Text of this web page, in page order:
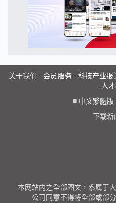
关于我们 · 会员服务· 科技产业报
· 人
■ 中文繁體版
下载新
本网站内之全部图文，系属于
公司同意不得将全部或部